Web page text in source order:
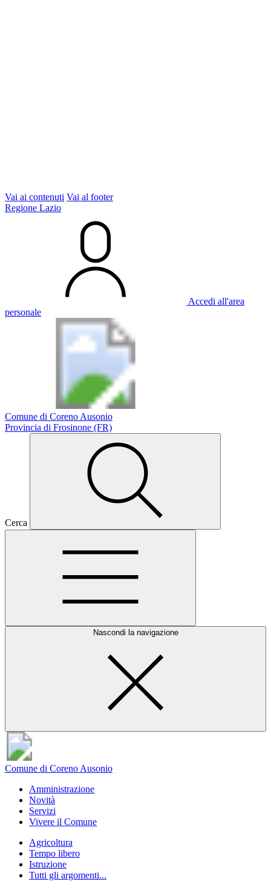
Vai ai contenuti Vai al footer
Regione Lazio
Accedi all'area
personale
Comune di Coreno Ausonio
Provincia di Frosinone (FR)
Cerca
Nascondi la navigazione
Comune di Coreno Ausonio
Amministrazione
Novità
Servizi
Vivere il Comune
Agricoltura
Tempo libero
Istruzione
Tutti gli argomenti...